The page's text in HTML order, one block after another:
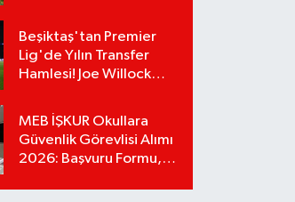
Beşiktaş'tan Premier
Lig'de Yılın Transfer
Hamlesi! Joe Willock
"Evet" Dedi!
MEB İŞKUR Okullara
Güvenlik Görevlisi Alımı
2026: Başvuru Formu,